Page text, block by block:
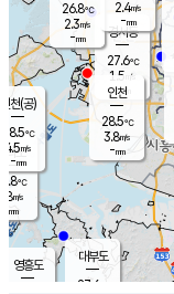
의도
℃
m/s
mm
영흥도
대부도
27.6
경서동
27.6℃
1.5 m/s
-mm
26.8℃
2.3m/s
-mm
2.4m/s
-mm
인천(공)
28.5℃
4.5m/s
-mm
인천
28.5℃
3.8m/s
-mm